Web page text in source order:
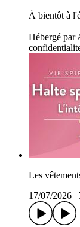
À bientôt à
Hébergé par
Les
17/07/2026